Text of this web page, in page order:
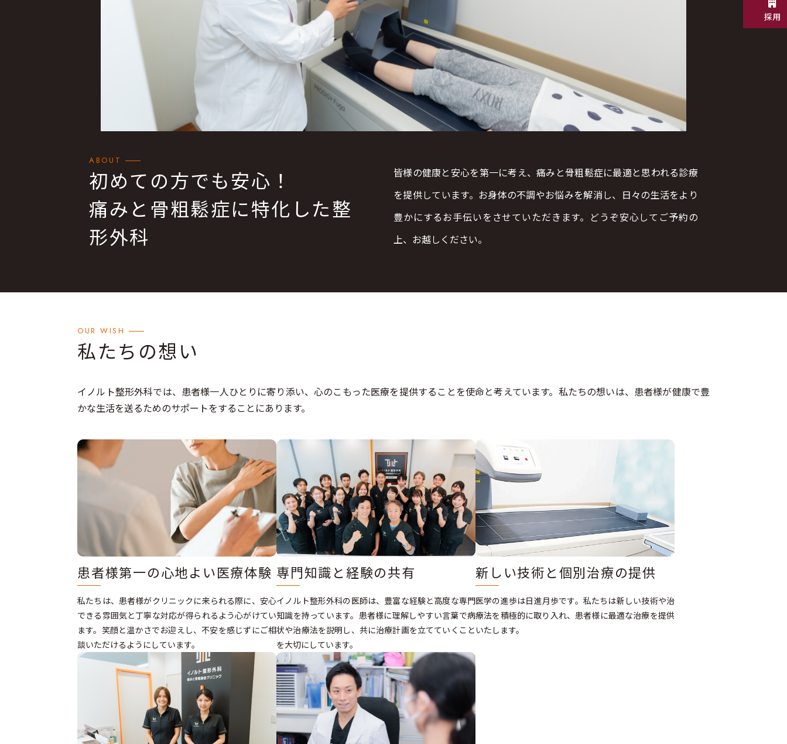
採用
ABOUT
初めての方でも安心！
痛みと骨粗鬆症に特化した整
形外科
皆様の健康と安心を第一に考え、痛みと骨粗鬆症に最適と思われる診療
を提供しています。お身体の不調やお悩みを解消し、日々の生活をより
豊かにするお手伝いをさせていただきます。どうぞ安心してご予約の
上、お越しください。
OUR WISH
私たちの想い
イノルト整形外科では、患者様一人ひとりに寄り添い、心のこもった医療を提供することを使命と考えています。私たちの想いは、患者様が健康で豊
かな生活を送るためのサポートをすることにあります。
患者様第一の心地よい医療体験
私たちは、患者様がクリニックに来られる際に、安心
できる雰囲気と丁寧な対応が得られるよう心がけてい
ます。笑顔と温かさでお迎えし、不安を感じずにご相
談いただけるようにしています。
専門知識と経験の共有
イノルト整形外科の医師は、豊富な経験と高度な専門
知識を持っています。患者様に理解しやすい言葉で病
状や治療法を説明し、共に治療計画を立てていくこと
を大切にしています。
新しい技術と個別治療の提供
医学の進歩は日進月歩です。私たちは新しい技術や治
療法を積極的に取り入れ、患者様に最適な治療を提供
いたします。